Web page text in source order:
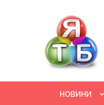
НОВИНИ